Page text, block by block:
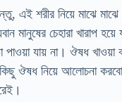
এই শরীর নিয়ে মাঝে
মানুষের চেহারা খারাপ
যায় না। ঔষধ খাওয়া
ঔষধ নিয়ে আলোচনা